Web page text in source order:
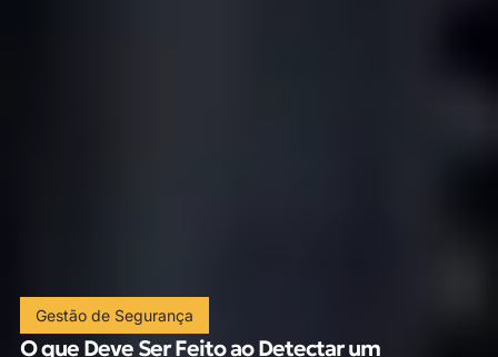
Gestão de Segurança
O que Deve Ser Feito ao Detectar um